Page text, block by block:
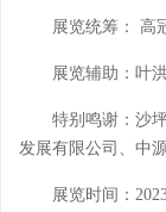
展览统筹： 高
展览辅助：叶
特别鸣谢：沙
发展有限公司、中
展览时间：